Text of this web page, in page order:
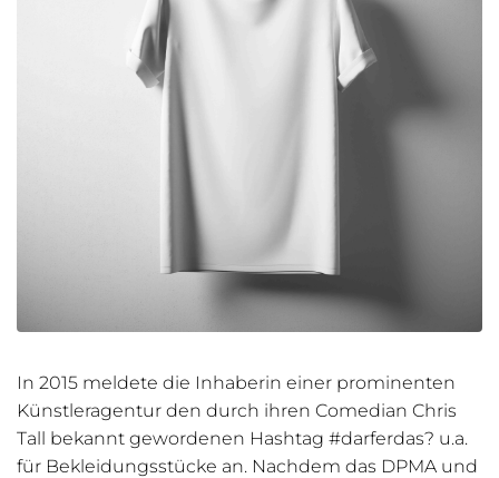
In 2015 meldete die Inhaberin einer prominenten
Künstleragentur den durch ihren Comedian Chris
Tall bekannt gewordenen Hashtag #darferdas? u.a.
für Bekleidungsstücke an. Nachdem das DPMA und